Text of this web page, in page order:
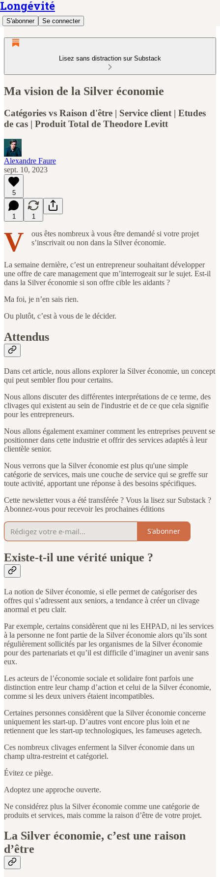
Longévité
S'abonner Se connecter
Lisez sans distraction sur Substack
Ma vision de la Silver économie
Catégories vs Raison d'être | Service client | Etudes
de cas | Produit Total de Theodore Levitt
Alexandre Faure
sept. 10, 2023
5
1 1
V
ous êtes nombreux à vous être demandé si votre projet
s’inscrivait ou non dans la Silver économie.
La semaine dernière, c’est un entrepreneur souhaitant développer
une offre de care management que m’interrogeait sur le sujet. Est-il
dans la Silver économie si son offre cible les aidants ?
Ma foi, je n’en sais rien.
Ou plutôt, c’est à vous de le décider.
Attendus
Dans cet article, nous allons explorer la Silver économie, un concept
qui peut sembler flou pour certains.
Nous allons discuter des différentes interprétations de ce terme, des
clivages qui existent au sein de l'industrie et de ce que cela signifie
pour les entrepreneurs.
Nous allons également examiner comment les entreprises peuvent se
positionner dans cette industrie et offrir des services adaptés à leur
clientèle senior.
Nous verrons que la Silver économie est plus qu'une simple
catégorie de services, mais une couche de service qui se greffe sur
toute activité, apportant une réponse à des besoins spécifiques.
Cette newsletter vous a été transférée ? Vous la lisez sur Substack ?
Abonnez-vous pour recevoir les prochaines éditions
S'abonner
Existe-t-il une vérité unique ?
La notion de Silver économie, si elle permet de catégoriser des
offres qui s’adressent aux seniors, a tendance à créer un clivage
anormal et peu clair.
Par exemple, certains considèrent que ni les EHPAD, ni les services
à la personne ne font partie de la Silver économie alors qu’ils sont
régulièrement sollicités par les organismes de la Silver économie
pour des partenariats et qu’il est difficile d’imaginer un avenir sans
eux.
Les acteurs de l’économie sociale et solidaire font parfois une
distinction entre leur champ d’action et celui de la Silver économie,
comme si les deux univers étaient incompatibles.
Certaines personnes considèrent que la Silver économie concerne
uniquement les start-up. D’autres vont encore plus loin et ne
retiennent que les start-up technologiques, les fameuses agetech.
Ces nombreux clivages enferment la Silver économie dans un
champ ultra-restreint et catégoriel.
Évitez ce piège.
Adoptez une approche ouverte.
Ne considérez plus la Silver économie comme une catégorie de
produits et services, mais comme la raison d’être de votre projet.
La Silver économie, c’est une raison
d’être